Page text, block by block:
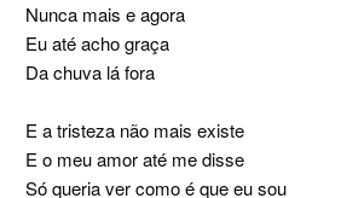
Nunca mais e agora
Eu até acho graça
Da chuva lá fora
E a tristeza não mais existe
E o meu amor até me disse
Só queria ver como é que eu sou